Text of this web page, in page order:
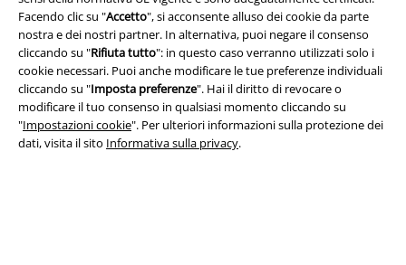
Facendo clic su "Accetto", si acconsente alluso dei cookie da parte
nostra e dei nostri partner. In alternativa, puoi negare il consenso
cliccando su "Rifiuta tutto": in questo caso verranno utilizzati solo i
cookie necessari. Puoi anche modificare le tue preferenze individuali
cliccando su "Imposta preferenze". Hai il diritto di revocare o
modificare il tuo consenso in qualsiasi momento cliccando su
"Impostazioni cookie". Per ulteriori informazioni sulla protezione dei
dati, visita il sito Informativa sulla privacy.